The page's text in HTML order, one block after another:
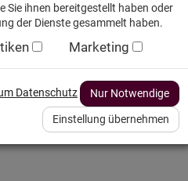
SPAREN AllesFinder
Service FAQ
Bröckchen 150g
Yarrah
Sie ihnen bereitgestellt haben oder
der Dienste gesammelt haben.
Marketing
Datenschutz Nur Notwendige
Einstellung übernehmen